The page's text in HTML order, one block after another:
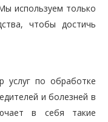
используем только
чтобы достичь
услуг по обработке
и болезней в
в себя такие